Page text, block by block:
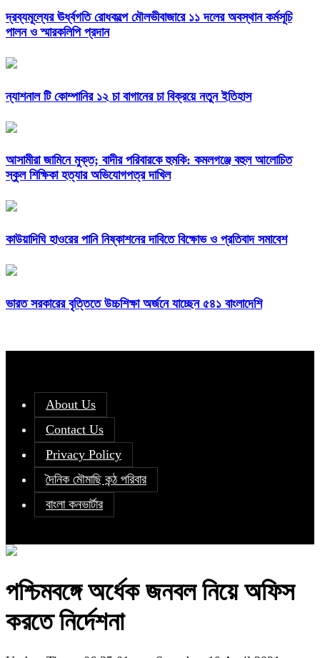
দ্রব্যমূল্যের ঊর্ধ্বগতি রোধকল্পে মৌলভীবাজারে ১১ দলের অবস্থান কর্মসূচি
পালন ও স্মারকলিপি প্রদান
ন্যাশনাল টি কোম্পানির ১২ চা বাগানের চা বিক্রয়ে নতুন ইতিহাস
আসামীরা জামিনে মুক্ত; বাদীর পরিবারকে হুমকি: কমলগঞ্জে বহুল আলোচিত
স্কুল শিক্ষিকা হত্যার অভিযোগপত্র দাখিল
কাউয়াদিঘি হাওরের পানি নিষ্কাশনের দাবিতে বিক্ষোভ ও প্রতিবাদ সমাবেশ
ভারত সরকারের বৃত্তিতে উচ্চশিক্ষা অর্জনে যাচ্ছেন ৫৪১ বাংলাদেশি
About Us
Contact Us
Privacy Policy
দৈনিক মৌমাছি কন্ঠ পরিবার
বাংলা কনভার্টার
পশ্চিমবঙ্গে অর্ধেক জনবল নিয়ে অফিস
করতে নির্দেশনা